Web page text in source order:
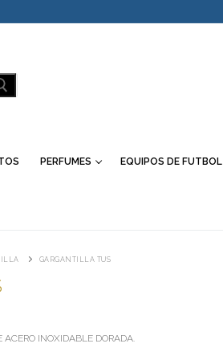
PERFUMES EQUIPOS DE FUTBOL
GARGANTILLA TUS
INOXIDABLE DORADA.